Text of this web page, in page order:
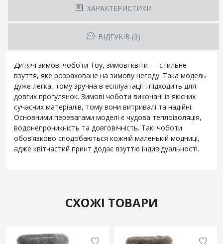
ХАРАКТЕРИСТИКИ
ВІДГУКІВ (3)
Дитячі зимові чоботи Toy, зимові квіти — стильне
взуття, яке розраховане на зимову негоду. Така модель
дуже легка, тому зручна в есплуатації і підходить для
довгих прогулянок. Зимові чоботи виконані із якісних
сучасних матеріалів, тому вони витривалі та надійні.
Основними перевагами моделі є чудова теплоізоляція,
водонепроникність та довговічність. Такі чоботи
обов’язково сподобаються кожній маленькій модниці,
адже квітчастий принт додає взуттю індивідуальності.
СХОЖІ ТОВАРИ